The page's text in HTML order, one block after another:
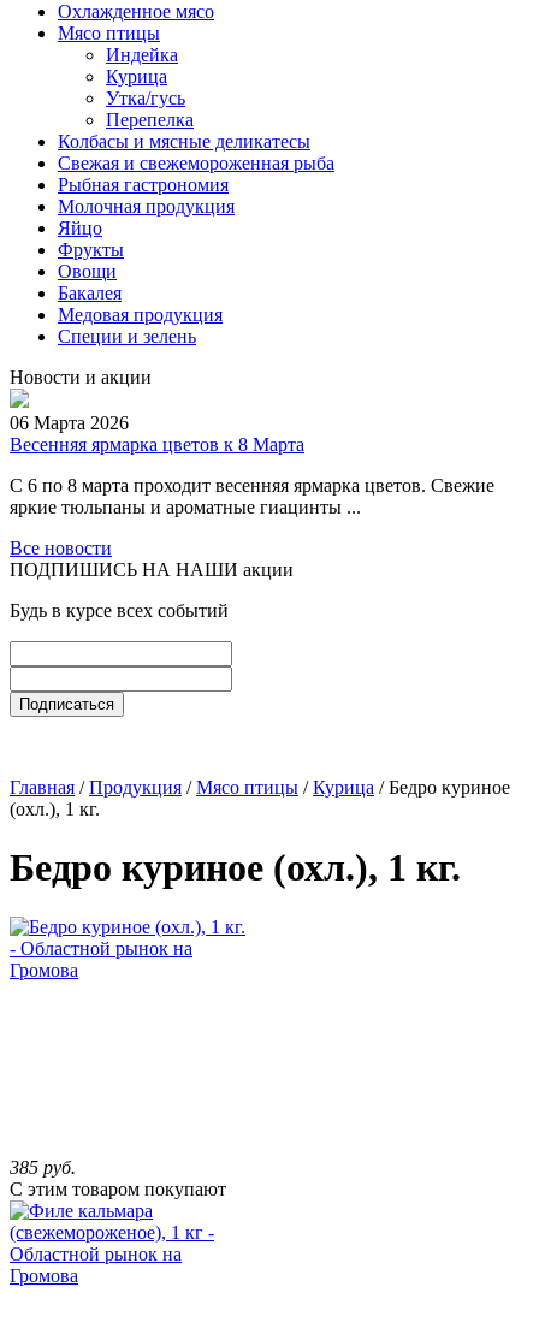
Охлажденное мясо
Мясо птицы
Индейка
Курица
Утка/гусь
Перепелка
Колбасы и мясные деликатесы
Свежая и свежемороженная рыба
Рыбная гастрономия
Молочная продукция
Яйцо
Фрукты
Овощи
Бакалея
Медовая продукция
Специи и зелень
Новости и акции
06 Марта 2026
Весенняя ярмарка цветов к 8 Марта
С 6 по 8 марта проходит весенняя ярмарка цветов. Свежие
яркие тюльпаны и ароматные гиацинты ...
Все новости
ПОДПИШИСЬ НА НАШИ акции
Будь в курсе всех событий
Главная /Продукция /Мясо птицы /Курица / Бедро куриное
(охл.), 1 кг.
Бедро куриное (охл.), 1 кг.
385 руб.
С этим товаром покупают